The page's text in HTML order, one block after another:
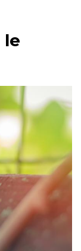
le